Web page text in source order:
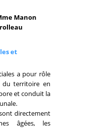
Manon
et
a pour rôle
du territoire en
et conduit la
directement
âgées, les